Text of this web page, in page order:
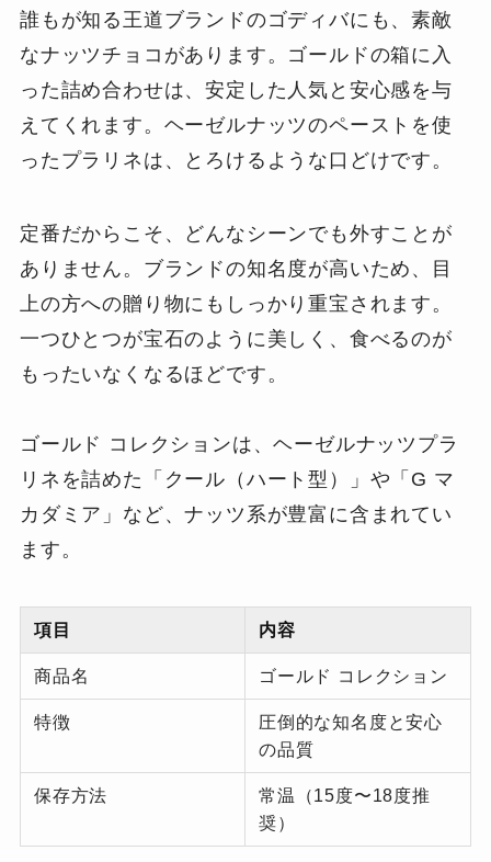
誰もが知る王道ブランドのゴディバにも、素敵
なナッツチョコがあります。ゴールドの箱に入
った詰め合わせは、安定した人気と安心感を与
えてくれます。ヘーゼルナッツのペーストを使
ったプラリネは、とろけるような口どけです。
定番だからこそ、どんなシーンでも外すことが
ありません。ブランドの知名度が高いため、目
上の方への贈り物にもしっかり重宝されます。
一つひとつが宝石のように美しく、食べるのが
もったいなくなるほどです。
ゴールド コレクションは、ヘーゼルナッツプラ
リネを詰めた「クール（ハート型）」や「G マ
カダミア」など、ナッツ系が豊富に含まれてい
ます。
項目 内容
商品名 ゴールド コレクション
特徴
圧倒的な知名度と安心
の品質
保存方法
常温（15度〜18度推
奨）